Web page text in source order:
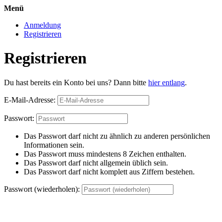
Menü
Anmeldung
Registrieren
Registrieren
Du hast bereits ein Konto bei uns? Dann bitte hier entlang.
E-Mail-Adresse:
Passwort:
Das Passwort darf nicht zu ähnlich zu anderen persönlichen
Informationen sein.
Das Passwort muss mindestens 8 Zeichen enthalten.
Das Passwort darf nicht allgemein üblich sein.
Das Passwort darf nicht komplett aus Ziffern bestehen.
Passwort (wiederholen):